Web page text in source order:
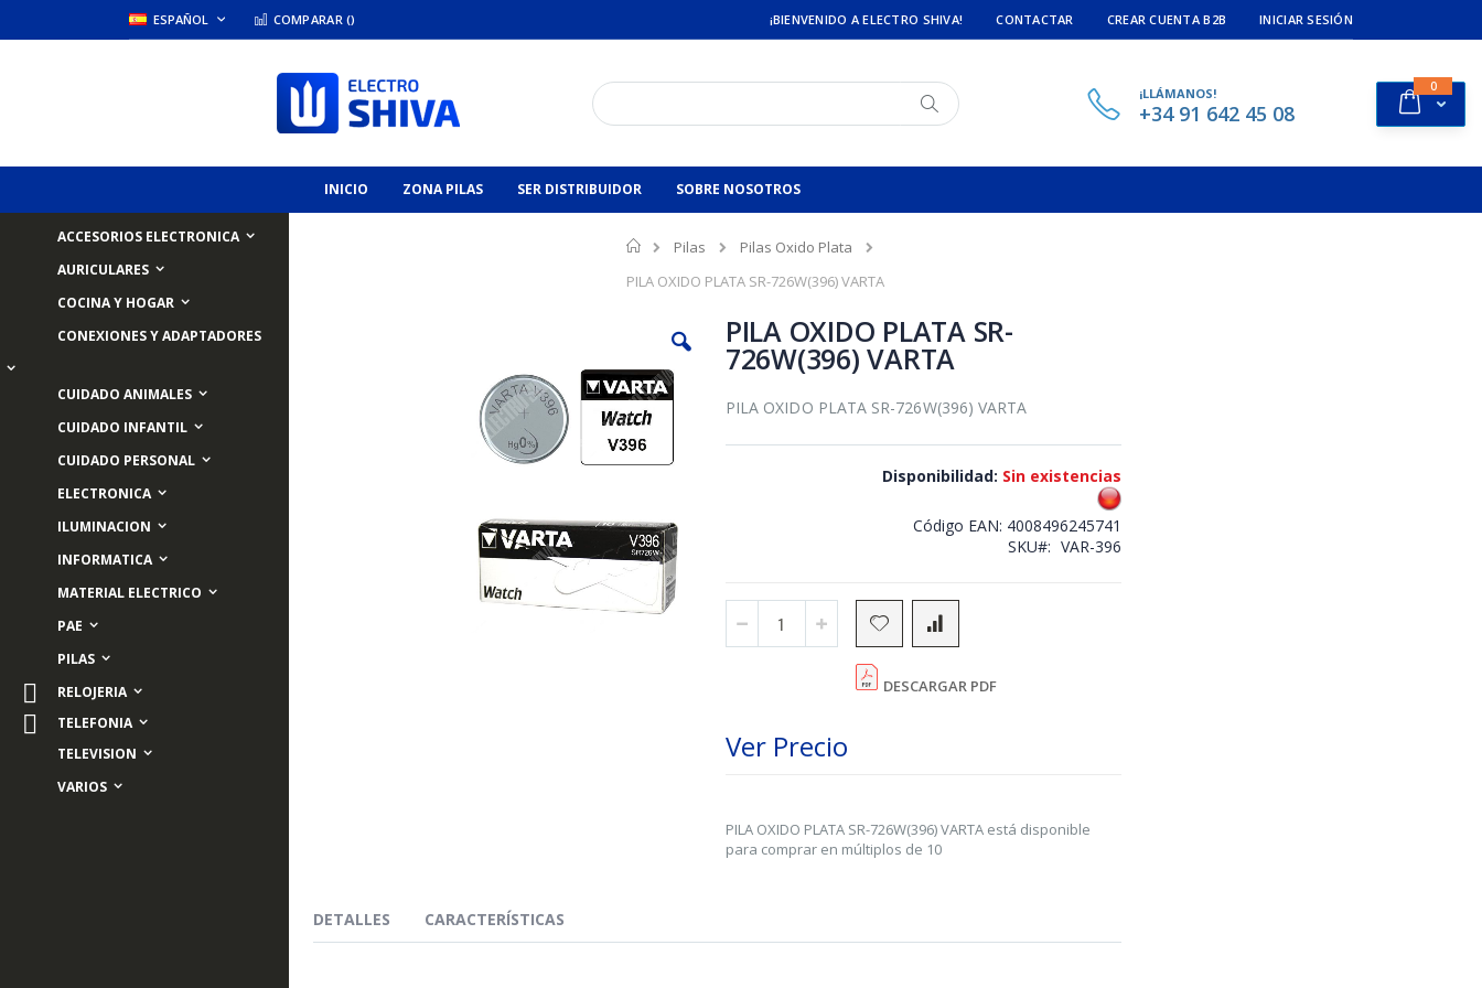
Skip
to
LANGUAGE
ESPAÑOL ¡BIENVENIDO A ELECTRO SHIVA! CONTACTAR
COMPARAR () CREAR CUENTA B2B INICIAR SESIÓN
Cart
0ítems
Buscar
¡LLÁMANOS!
+34 91 642 45 08
INICIO ZONA PILAS SER DISTRIBUIDOR SOBRE NOSOTROS
ACCESORIOS ELECTRONICA
AURICULARES
COCINA Y HOGAR
CONEXIONES Y ADAPTADORES
CUIDADO ANIMALES
CUIDADO INFANTIL
CUIDADO PERSONAL
ELECTRONICA
ILUMINACION
INFORMATICA
MATERIAL ELECTRICO
PAE
PILAS
RELOJERIA
TELEFONIA
TELEVISION
VARIOS
Inicio
Pilas
Pilas Oxido Plata
PILA OXIDO PLATA SR-726W(396) VARTA
PILA OXIDO PLATA SR-
726W(396) VARTA
PILA OXIDO PLATA SR-726W(396) VARTA
Disponibilidad: Sin existencias
Código EAN: 4008496245741
SKU
VAR-396
DESCARGAR PDF
Ver Precio
PILA OXIDO PLATA SR-726W(396) VARTA está disponible
para comprar en múltiplos de 10
DETALLES CARACTERÍSTICAS